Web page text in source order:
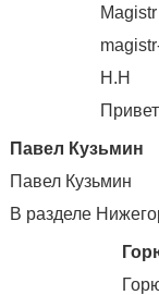
Magistr
Н.Н
Павел Кузьмин
Павел Кузьмин
В разделе